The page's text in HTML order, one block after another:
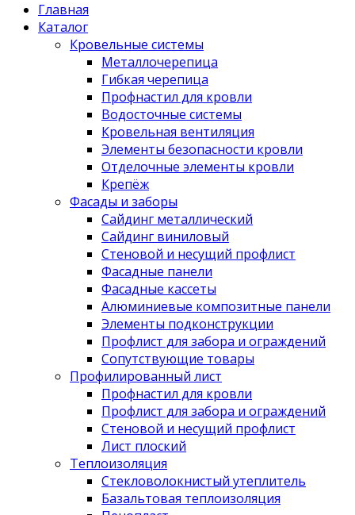
Главная
Каталог
Кровельные системы
Металлочерепица
Гибкая черепица
Профнастил для кровли
Водосточные системы
Кровельная вентиляция
Элементы безопасности кровли
Отделочные элементы кровли
Крепёж
Фасады и заборы
Сайдинг металлический
Сайдинг виниловый
Стеновой и несущий профлист
Фасадные панели
Фасадные кассеты
Алюминиевые композитные панели
Элементы подконструкции
Профлист для забора и ограждений
Сопутствующие товары
Профилированный лист
Профнастил для кровли
Профлист для забора и ограждений
Стеновой и несущий профлист
Лист плоский
Теплоизоляция
Стекловолокнистый утеплитель
Базальтовая теплоизоляция